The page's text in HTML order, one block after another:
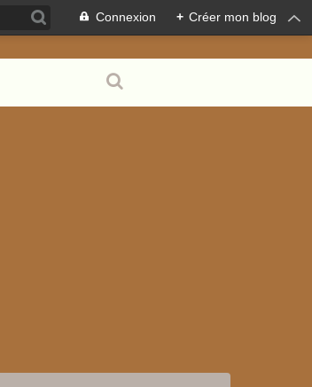
Connexion + Créer mon blog